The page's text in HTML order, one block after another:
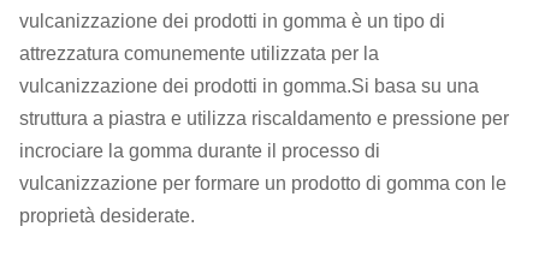
vulcanizzazione dei prodotti in gomma è un tipo di
attrezzatura comunemente utilizzata per la
vulcanizzazione dei prodotti in gomma.Si basa su una
struttura a piastra e utilizza riscaldamento e pressione per
incrociare la gomma durante il processo di
vulcanizzazione per formare un prodotto di gomma con le
proprietà desiderate.